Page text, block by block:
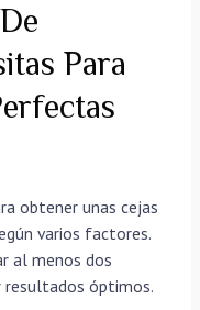
Para
obtener unas cejas
varios factores.
al menos dos
resultados óptimos.